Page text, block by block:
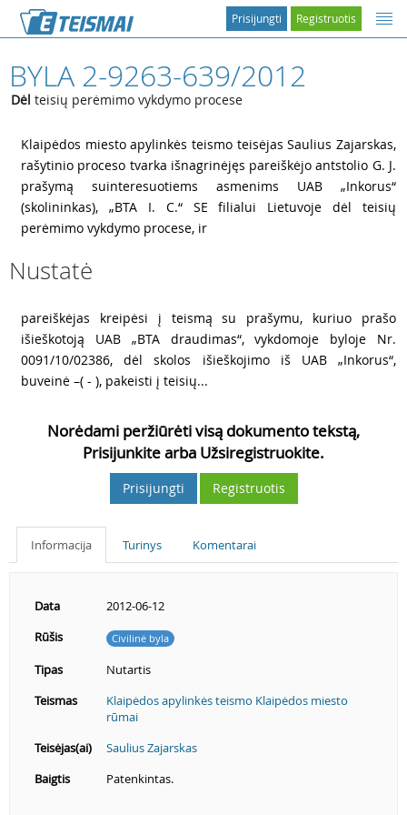
Registruotis
Prisijungti
BYLA 2-9263-639/2012
Dėl teisių perėmimo vykdymo procese
Klaipėdos miesto apylinkės teismo teisėjas Saulius Zajarskas,
rašytinio proceso tvarka išnagrinėjęs pareiškėjo antstolio G. J.
prašymą suinteresuotiems asmenims UAB „Inkorus“
(skolininkas), „BTA I. C.“ SE filialui Lietuvoje dėl teisių
perėmimo vykdymo procese, ir
Nustatė
pareiškėjas kreipėsi į teismą su prašymu, kuriuo prašo
išieškotoją UAB „BTA draudimas“, vykdomoje byloje Nr.
0091/10/02386, dėl skolos išieškojimo iš UAB „Inkorus“,
buveinė –( - ), pakeisti į teisių...
Norėdami peržiūrėti visą dokumento tekstą,
Prisijunkite arba Užsiregistruokite.
Prisijungti Registruotis
Informacija Turinys Komentarai
Data
2012-06-12
Rūšis
Civilinė byla
Tipas
Nutartis
Teismas
Klaipėdos apylinkės teismo Klaipėdos miesto
rūmai
Teisėjas(ai)
Saulius Zajarskas
Baigtis
Patenkintas.